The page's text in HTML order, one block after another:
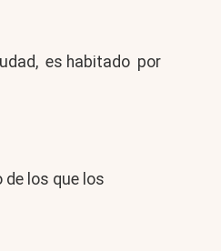
es habitado por
de los que los